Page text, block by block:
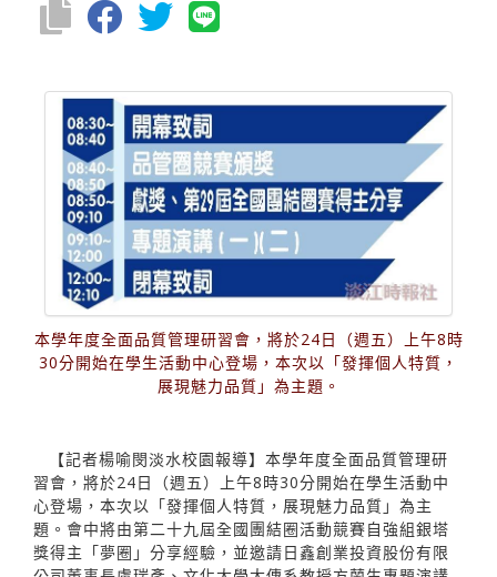
本學年度全面品質管理研習會，將於24日（週五）上午8時
30分開始在學生活動中心登場，本次以「發揮個人特質，
展現魅力品質」為主題。
【記者楊喻閔淡水校園報導】本學年度全面品質管理研
習會，將於24日（週五）上午8時30分開始在學生活動中
心登場，本次以「發揮個人特質，展現魅力品質」為主
題。會中將由第二十九屆全國團結圈活動競賽自強組銀塔
獎得主「夢圈」分享經驗，並邀請日鑫創業投資股份有限